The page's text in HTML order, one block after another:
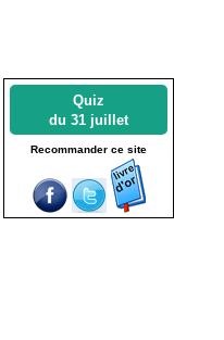
Quiz
du 31 juillet
Recommander ce site